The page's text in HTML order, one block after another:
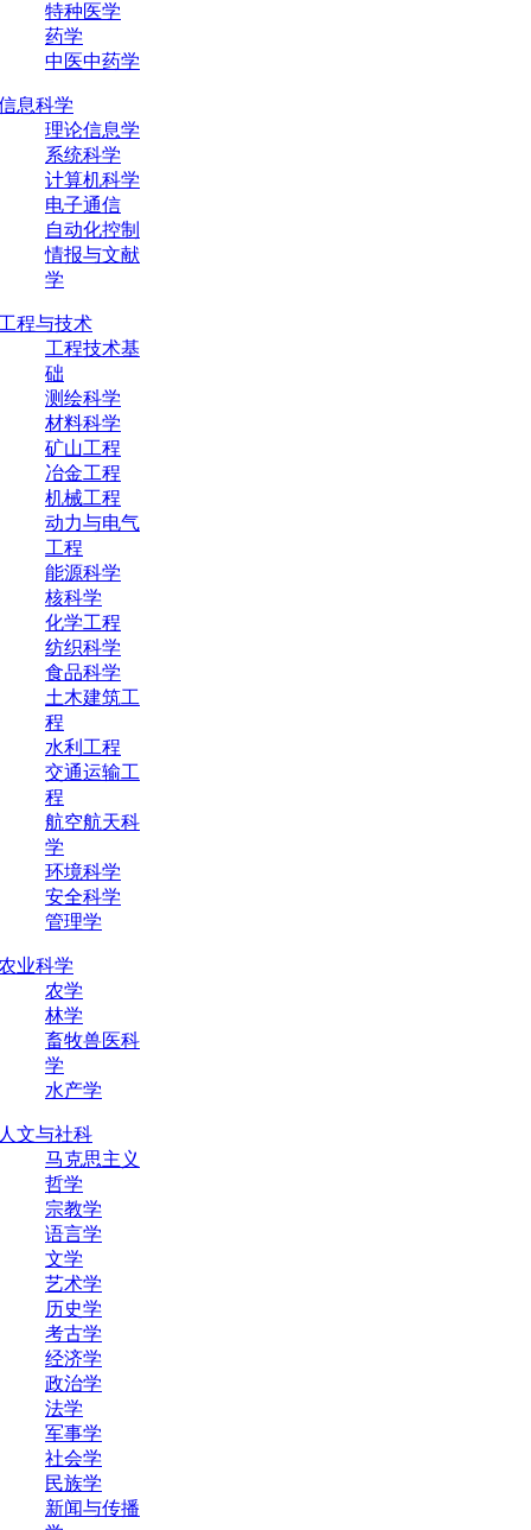
特种医学
药学
中医中药学
息科学
理论信息学
系统科学
计算机科学
电子通信
自动化控制
情报与文献
学
程与技术
工程技术基
础
测绘科学
材料科学
矿山工程
冶金工程
机械工程
动力与电气
工程
能源科学
核科学
化学工程
纺织科学
食品科学
土木建筑工
程
水利工程
交通运输工
程
航空航天科
学
环境科学
安全科学
管理学
业科学
农学
林学
畜牧兽医科
学
水产学
文与社科
马克思主义
哲学
宗教学
语言学
文学
艺术学
历史学
考古学
经济学
政治学
法学
军事学
社会学
民族学
新闻与传播